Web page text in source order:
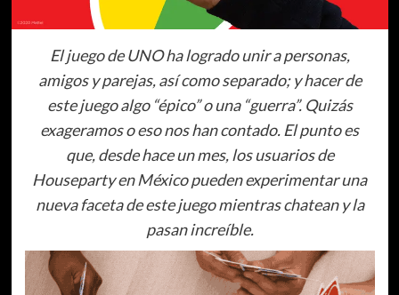
El juego de UNO ha logrado unir a personas,
amigos y parejas, así como separado; y hacer de
este juego algo “épico” o una “guerra”. Quizás
exageramos o eso nos han contado. El punto es
que, desde hace un mes, los usuarios de
Houseparty en México pueden experimentar una
nueva faceta de este juego mientras chatean y la
pasan increíble.